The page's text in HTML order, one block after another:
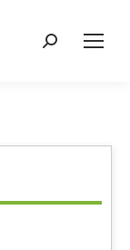
Search: